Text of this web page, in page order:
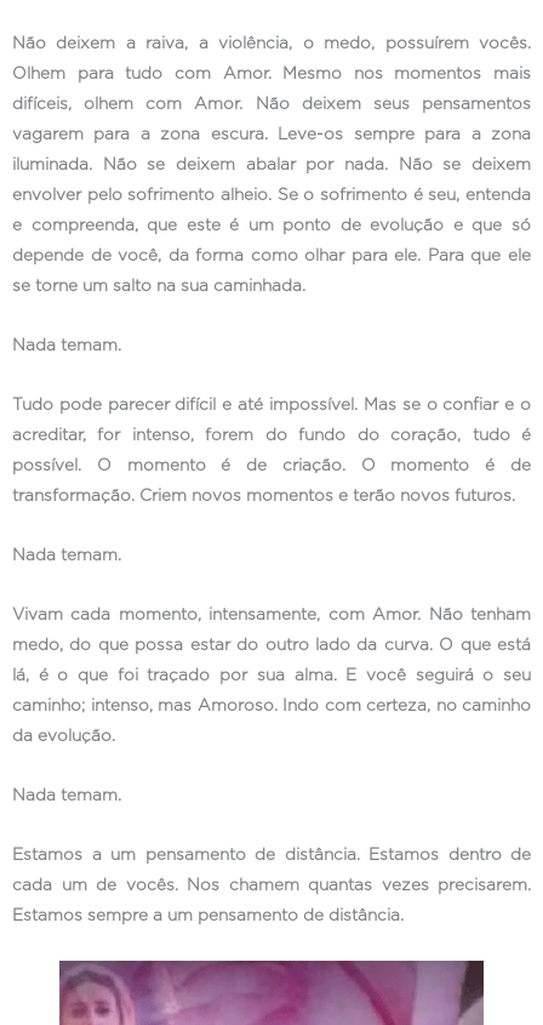
Não deixem a raiva, a violência, o medo, possuírem vocês.
Olhem para tudo com Amor. Mesmo nos momentos mais
difíceis, olhem com Amor. Não deixem seus pensamentos
vagarem para a zona escura. Leve-os sempre para a zona
iluminada. Não se deixem abalar por nada. Não se deixem
envolver pelo sofrimento alheio. Se o sofrimento é seu, entenda
e compreenda, que este é um ponto de evolução e que só
depende de você, da forma como olhar para ele. Para que ele
se torne um salto na sua caminhada.
Nada temam.
Tudo pode parecer difícil e até impossível. Mas se o confiar e o
acreditar, for intenso, forem do fundo do coração, tudo é
possível. O momento é de criação. O momento é de
transformação. Criem novos momentos e terão novos futuros.
Nada temam.
Vivam cada momento, intensamente, com Amor. Não tenham
medo, do que possa estar do outro lado da curva. O que está
lá, é o que foi traçado por sua alma. E você seguirá o seu
caminho; intenso, mas Amoroso. Indo com certeza, no caminho
da evolução.
Nada temam.
Estamos a um pensamento de distância. Estamos dentro de
cada um de vocês. Nos chamem quantas vezes precisarem.
Estamos sempre a um pensamento de distância.